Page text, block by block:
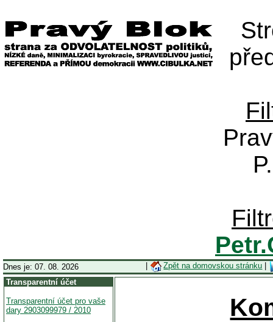
Dnes je: 07. 08. 2026 Zpět na domovskou stránku
Transparentní účet
Transparentní účet pro vaše
dary 2903099979 / 2010